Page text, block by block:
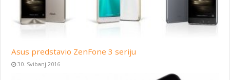
Asus predstavio ZenFone 3 seriju
30. Svibanj 2016